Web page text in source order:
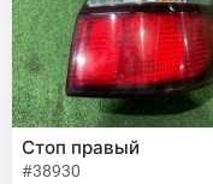
Стоп правый
#38930